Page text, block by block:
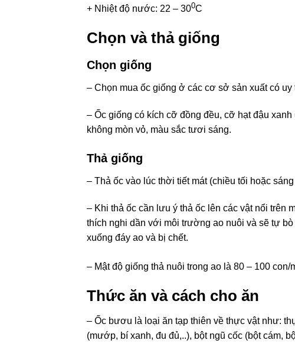
+ Nhiệt độ nước: 22 – 300C
Chọn và thả giống
Chọn giống
– Chọn mua ốc giống ở các cơ sở sản xuất có uy
– Ốc giống có kích cỡ đồng đều, cỡ hạt đậu
không mòn vỏ, màu sắc tươi sáng.
Thả giống
– Thả ốc vào lúc thời tiết mát (chiều tối hoặc
– Khi thả ốc cần lưu ý thả ốc lên các vật nổi trên
thích nghi dần với môi trường ao nuôi và sẽ tự
xuống đáy ao và bị chết.
– Mật độ giống thả nuôi trong ao là 80 – 100 con/
Thức ăn và cách cho ăn
– Ốc bươu là loại ăn tạp thiên về thực vật như:
(mướp, bí xanh, đu đủ,..), bột ngũ cốc (bột cám,